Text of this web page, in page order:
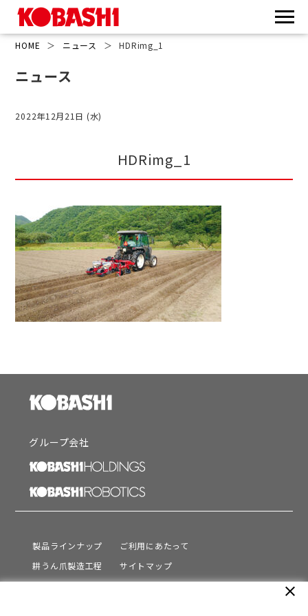
HOME ＞ ニュース ＞ HDRimg_1
ニュース
2022年12月21日 (水)
HDRimg_1
グループ会社
製品ラインナップ
耕うん爪製造工程
サポート
ご利用にあたって
サイトマップ
プライバシーポリシー
close